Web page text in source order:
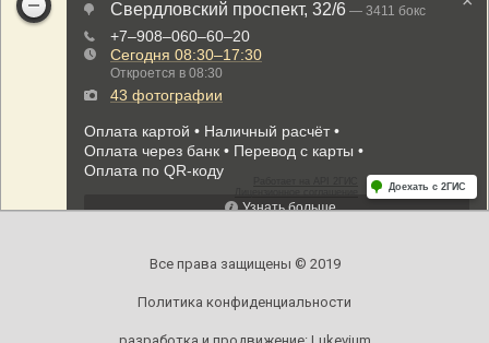
Все права защищены © 2019
Политика конфиденциальности